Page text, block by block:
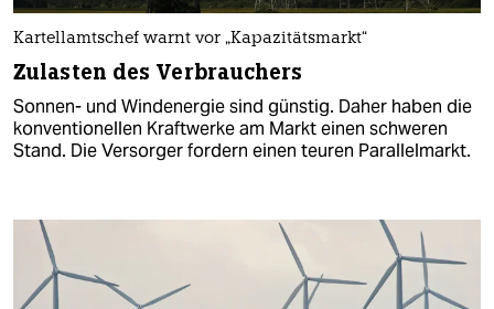
Kartellamtschef warnt vor „Kapazitätsmarkt“
Zulasten des Verbrauchers
Sonnen- und Windenergie sind günstig. Daher haben die
konventionellen Kraftwerke am Markt einen schweren
Stand. Die Versorger fordern einen teuren Parallelmarkt.